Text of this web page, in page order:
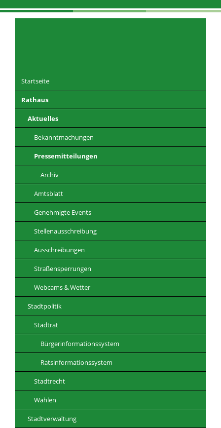
DE EN CZ PL
Startseite
Rathaus
Aktuelles
Bekanntmachungen
Pressemitteilungen
Archiv
Amtsblatt
Genehmigte Events
Stellenausschreibung
Ausschreibungen
Straßensperrungen
Webcams & Wetter
Stadtpolitik
Stadtrat
Bürgerinformationssystem
Ratsinformationssystem
Stadtrecht
Wahlen
Stadtverwaltung